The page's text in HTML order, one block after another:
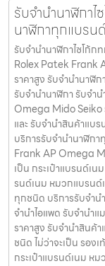
รับจำนำนาฬิกาไ
นาฬิกาทุกแบรน
รับจำนำนาฬิกาไซโก้ก
Rolex Patek Frank
ราคาสูง รับจำนำนาฬิก
รับจำนำนาฬิกา รับจำ
Omega Mido Seiko
และ รับจำนำสินค้าแบ
บริการรับจำนำนาฬิกา
Frank AP Omega
เป็น กระเป๋าแบรนด์เ
รนด์เนม หมวกแบรนด์
ทุกชนิด บริการรับจำน
จำนำไอแพด รับจำนำ
ราคาสูง รับจำนำสินค้
ชนิด ไม่ว่าจะเป็น รอง
กระเป๋าแบรนด์เนม ห